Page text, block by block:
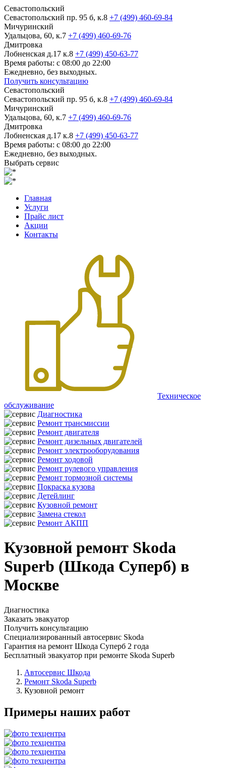
Севастопольский
Севастопольский пр. 95 б, к.8 +7 (499) 460-69-84
Мичуринский
Удальцова, 60, к.7 +7 (499) 460-69-76
Дмитровка
Лобненская д.17 к.8 +7 (499) 450-63-77
Время работы: с 08:00 до 22:00
Ежедневно, без выходных.
Получить консультацию
Севастопольский
Севастопольский пр. 95 б, к.8 +7 (499) 460-69-84
Мичуринский
Удальцова, 60, к.7 +7 (499) 460-69-76
Дмитровка
Лобненская д.17 к.8 +7 (499) 450-63-77
Время работы: с 08:00 до 22:00
Ежедневно, без выходных.
Выбрать сервис
Главная
Услуги
Прайс лист
Акции
Контакты
Техническое
обслуживание
Диагностика
Ремонт трансмиссии
Ремонт двигателя
Ремонт дизельных двигателей
Ремонт электрооборудования
Ремонт ходовой
Ремонт рулевого управления
Ремонт тормозной системы
Покраска кузова
Детейлинг
Кузовной ремонт
Замена стекол
Ремонт АКПП
Кузовной ремонт Skoda
Superb (Шкода Суперб) в
Москве
Диагностика
Заказать эвакуатор
Получить консультацию
Специализированный автосервис Skoda
Гарантия на ремонт Шкода Суперб 2 года
Бесплатный эвакуатор при ремонте Skoda Superb
Автосервис Шкода
Ремонт Skoda Superb
Кузовной ремонт
Примеры наших работ